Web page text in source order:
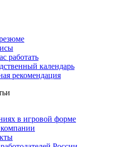
работать
календарь
рекомендация
в игровой форме